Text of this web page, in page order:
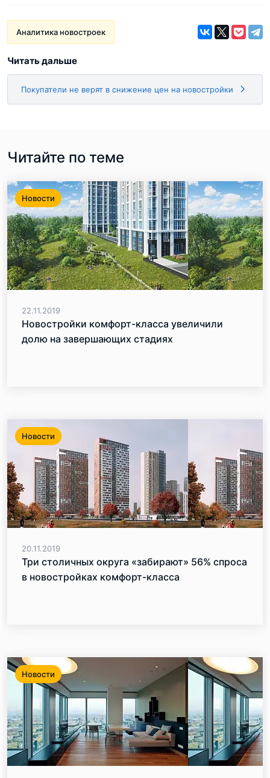
Аналитика новостроек
Читать дальше
Покупатели не верят в снижение цен на новостройки
Читайте по теме
Новости
22.11.2019
Новостройки комфорт-класса увеличили
долю на завершающих стадиях
Новости
20.11.2019
Три столичных округа «забирают» 56% спроса
в новостройках комфорт-класса
Новости